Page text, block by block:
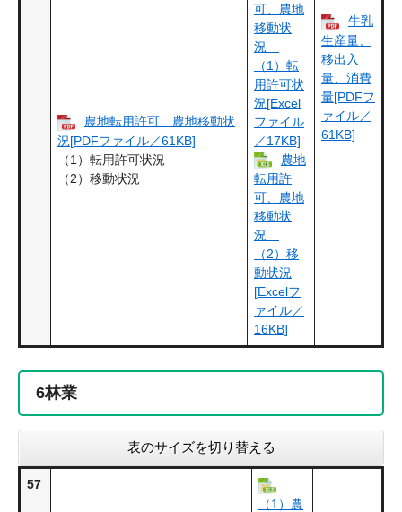
牛乳
生産量、
移出入
量、消費
量[PDFフ
ァイル／
61KB]
農地転用許可、農地移動状
況[PDFファイル／61KB]
（1）転用許可状況
（2）移動状況
可、農地
移動状
況
（1）転
用許可状
況[Excel
ファイル
／17KB]
農地
転用許
可、農地
移動状
況
（2）移
動状況
[Excelフ
ァイル／
16KB]
6林業
表のサイズを切り替える
57
（1）農